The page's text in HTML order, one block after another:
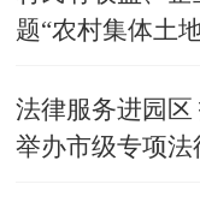
题“农村集体土
法律服务进园
举办市级专项法